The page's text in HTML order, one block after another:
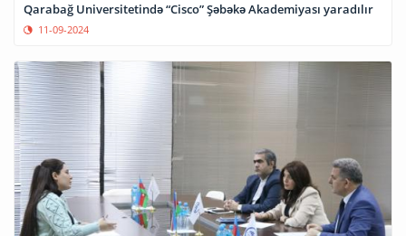
Qarabağ Universitetində “Cisco” Şəbəkə Akademiyası yaradılır
11-09-2024